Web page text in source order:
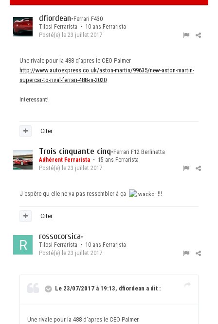
dfiordean•Ferrari F430
Tifosi Ferrarista • 10 ans Ferrarista
Posté(e) le 23 juillet 2017
Une rivale pour la 488 d'apres le CEO Palmer
http://www.autoexpress.co.uk/aston-martin/99635/new-aston-martin-
supercar-to-rival-ferrari-488-in-2020
Interessant!
Citer
Trois cinquante cinq•Ferrari F12 Berlinetta
Adhérent Ferrarista • 15 ans Ferrarista
Posté(e) le 23 juillet 2017
J espère qu elle ne va pas ressembler à ça !!!
Citer
rossocorsica•
Tifosi Ferrarista • 10 ans Ferrarista
Posté(e) le 23 juillet 2017
Le 23/07/2017 à 19:13, dfiordean a dit :
Une rivale pour la 488 d'apres le CEO Palmer